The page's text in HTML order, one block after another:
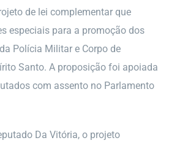
de lei complementar que
especiais para a promoção dos
Polícia Militar e Corpo de
Santo. A proposição foi apoiada
com assento no Parlamento
Da Vitória, o projeto